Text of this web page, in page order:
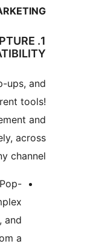
LEAD
FULL
widgets, pop-
from different
your
effectively,
Create Pop-
and Complex
Forms, Widgets, and
Bar — all from a